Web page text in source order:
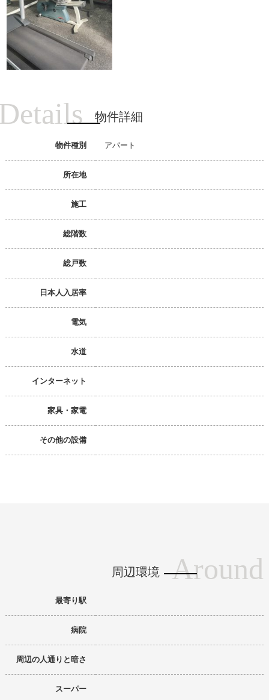
物件詳細
物件種別 アパート
所在地
施工
総階数
総戸数
日本人入居率
電気
水道
インターネット
家具・家電
その他の設備
周辺環境 Around
最寄り駅
病院
周辺の人通りと暗さ
スーパー